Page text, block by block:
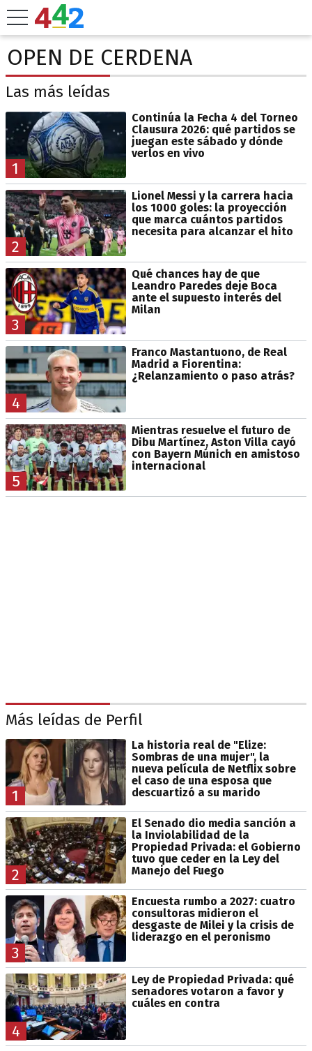
OPEN DE CERDENA
Las más leídas
1
Continúa la Fecha 4 del Torneo
Clausura 2026: qué partidos se
juegan este sábado y dónde
verlos en vivo
2
Lionel Messi y la carrera hacia
los 1000 goles: la proyección
que marca cuántos partidos
necesita para alcanzar el hito
3
Qué chances hay de que
Leandro Paredes deje Boca
ante el supuesto interés del
Milan
4
Franco Mastantuono, de Real
Madrid a Fiorentina:
¿Relanzamiento o paso atrás?
5
Mientras resuelve el futuro de
Dibu Martínez, Aston Villa cayó
con Bayern Múnich en amistoso
internacional
Más leídas de Perfil
1
La historia real de "Elize:
Sombras de una mujer", la
nueva película de Netflix sobre
el caso de una esposa que
descuartizó a su marido
2
El Senado dio media sanción a
la Inviolabilidad de la
Propiedad Privada: el Gobierno
tuvo que ceder en la Ley del
Manejo del Fuego
3
Encuesta rumbo a 2027: cuatro
consultoras midieron el
desgaste de Milei y la crisis de
liderazgo en el peronismo
4
Ley de Propiedad Privada: qué
senadores votaron a favor y
cuáles en contra